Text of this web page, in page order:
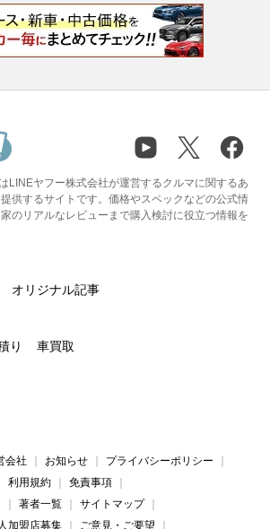
LINEヤフー株式会社が運営するクルマに関するあ
供するサイトです。価格やスペックなどの公式情
のリアルなレビューまで購入検討に役立つ情報を
オリジナル記事
り 車買取
会社 お知らせ
プライバシーポリシー
利用規約
免責事項
著者一覧
サイトマップ
加盟店募集 ご意見・ご要望